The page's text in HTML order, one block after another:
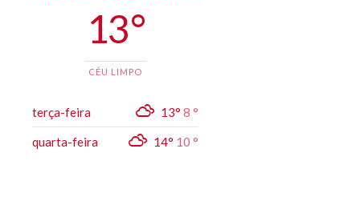
13 °
CÉU LIMPO
terça-feira 13° 8 °
quarta-feira 14° 10 °